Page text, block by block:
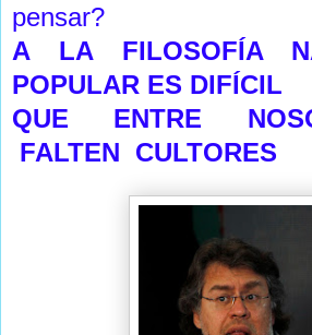
pensar?
A LA FILOSOFÍA
POPULAR ES DIFÍCIL
QUE ENTRE
FALTEN CULTORES